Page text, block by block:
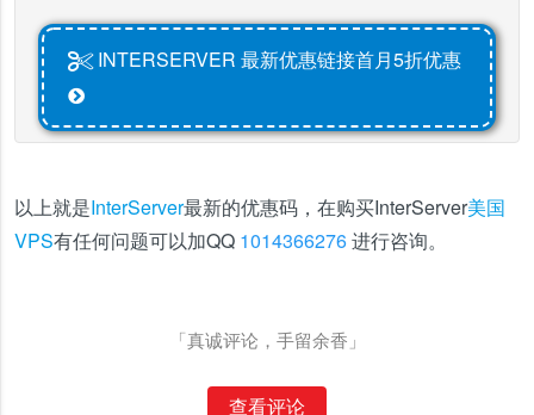
INTERSERVER 最新优惠链接首月5折优惠
以上就是InterServer最新的优惠码，在购买InterServer美国
VPS有任何问题可以加QQ 1014366276进行咨询。
「真诚评论，手留余香」
查看评论